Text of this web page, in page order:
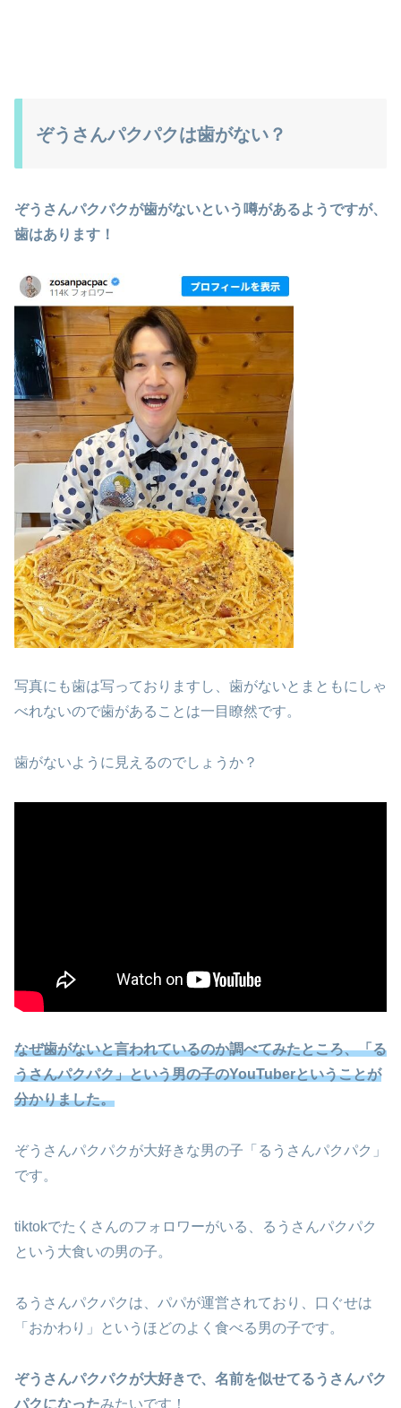
ぞうさんパクパクは歯がない？
ぞうさんパクパクが歯がないという噂があるようですが、
歯はあります！
写真にも歯は写っておりますし、歯がないとまともにしゃ
べれないので歯があることは一目瞭然です。
歯がないように見えるのでしょうか？
なぜ歯がないと言われているのか調べてみたところ、「る
うさんパクパク」という男の子のYouTuberということが
分かりました。
ぞうさんパクパクが大好きな男の子「るうさんパクパク」
です。
tiktokでたくさんのフォロワーがいる、るうさんパクパク
という大食いの男の子。
るうさんパクパクは、パパが運営されており、口ぐせは
「おかわり」というほどのよく食べる男の子です。
ぞうさんパクパクが大好きで、名前を似せてるうさんパク
パクになったみたいです！